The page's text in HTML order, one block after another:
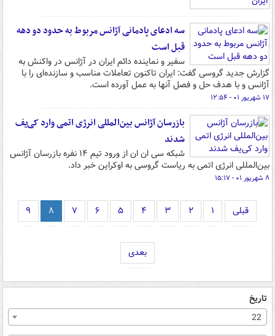
سه ادعای پادمانی آژانس مربوط به حدود دو دهه
قبل است
سفیر و نماینده دائم ایران در آژانس در واکنش به
گزارش جدید گروسی گفت: ایران تاکنون تعاملات مناسب و سازنده‌ای را با
آژانس و با هدف حل و فصل آنها به عمل آورده است.
۱۷ شهریور ۰۱ - ۱۲:۵۴
بازرسان آژانس بین‌المللی انرژی اتمی وارد کی‌یف
شدند
شبکه سی ان ان از ورود تیم ۱۴ نفره بازرسان آژانس
بین‌المللی انرژی اتمی به ریاست گروسی به اوکراین خبر داد.
۸ شهریور ۰۱ - ۱۵:۱۷
قبلی ۱ ۲ ۳ ۴ ۵ ۶ ۷ ۸ ۹
بعدی
تاریخ
22